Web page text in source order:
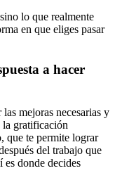
lo que realmente
en que eliges pasar
a hacer
mejoras necesarias y
la gratificación
que te permite lograr
del trabajo que
es donde decides